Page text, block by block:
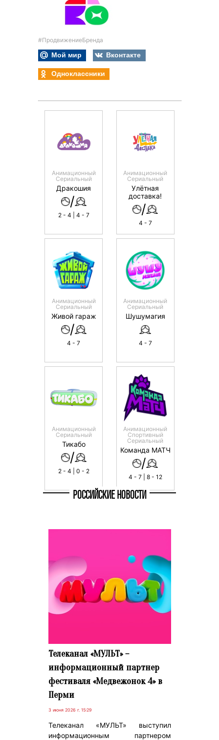
#ПродвижениеБренда
Мой мир
Вконтакте
Одноклассники
Анимационный
Сериальный
Дракошия
/
2 - 4 | 4 - 7
Анимационный
Сериальный
Улётная
доставка!
/
4 - 7
Анимационный
Сериальный
Живой гараж
/
4 - 7
Анимационный
Сериальный
Шушумагия
4 - 7
Анимационный
Сериальный
Тикабо
/
2 - 4 | 0 - 2
Анимационный
Спортивный
Сериальный
Команда МАТЧ
/
4 - 7 | 8 - 12
РОССИЙСКИЕ НОВОСТИ
Телеканал «МУЛЬТ» –
информационный партнер
фестиваля «Медвежонок 4» в
Перми
3 июня 2026 г. 15:29
Телеканал «МУЛЬТ» выступил
информационным партнером